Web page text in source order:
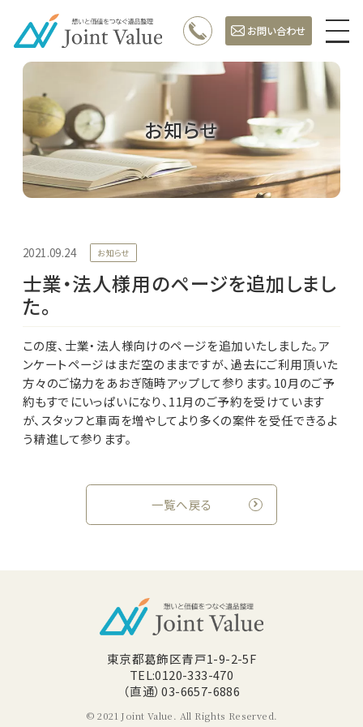
お問い合わせ
お知らせ
2021.09.24 お知らせ
士業・法人様用のページを追加しまし
た。
この度、士業・法人様向けのページを追加いたしました。ア
ンケートページはまだ空のままですが、過去にご利用頂いた
方々のご協力をあおぎ随時アップして参ります。10月のご予
約もすでにいっぱいになり、11月のご予約を受けています
が、スタッフと車両を増やしてより多くの案件を受任できるよ
う精進して参ります。
一覧へ戻る
東京都葛飾区青戸1-9-2-5F
TEL:0120-333-470
（直通）03-6657-6886
© 2021 Joint Value. All Rights Reserved.